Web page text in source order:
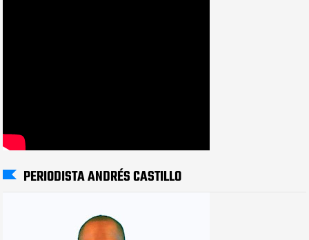
PERIODISTA ANDRÉS CASTILLO